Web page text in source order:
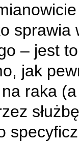
sprawia
– jest to
jak
raka
służbę